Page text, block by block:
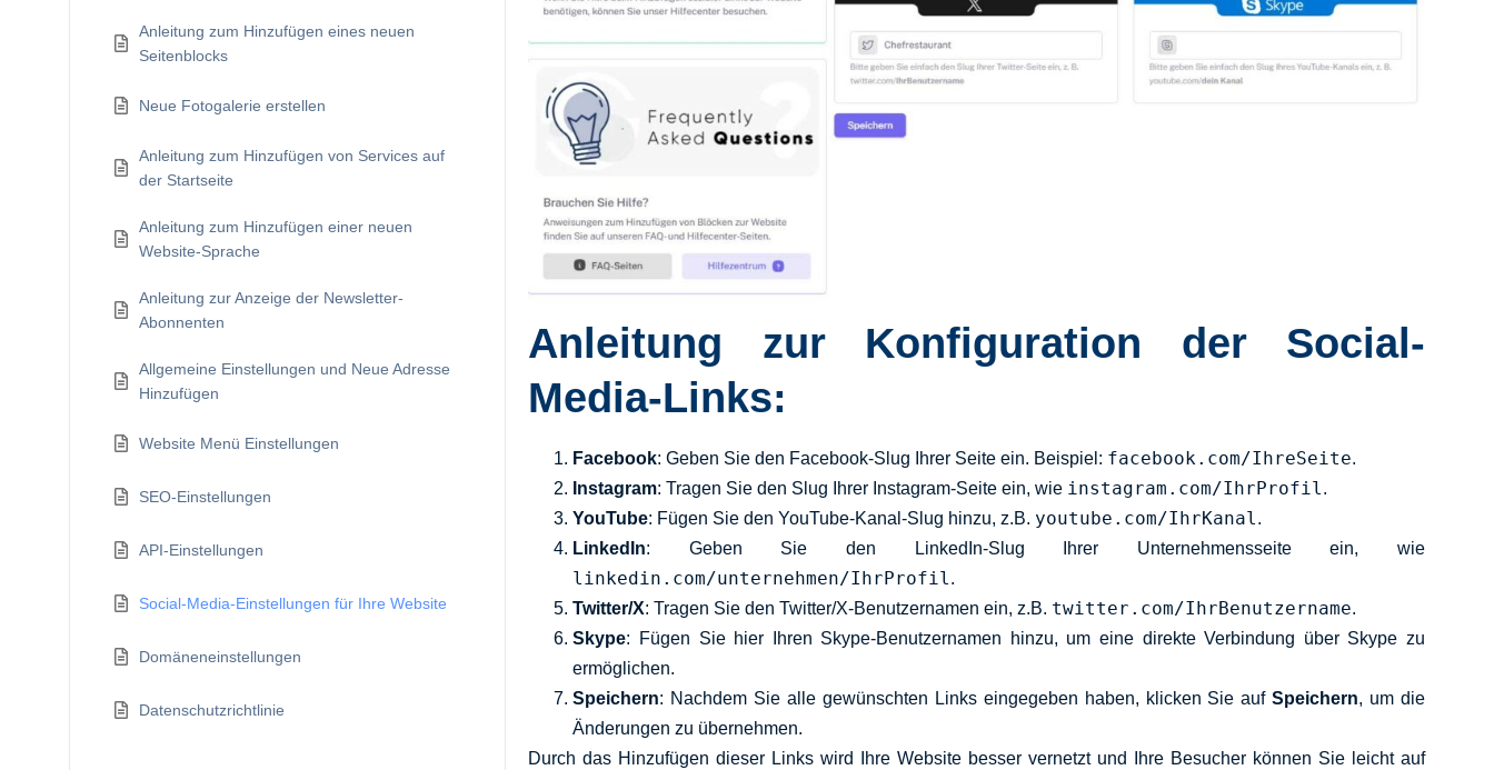
Anleitung zum Hinzufügen eines neuen
Seitenblocks
Neue Fotogalerie erstellen
Anleitung zum Hinzufügen von Services auf
der Startseite
Anleitung zum Hinzufügen einer neuen
Website-Sprache
Anleitung zur Anzeige der Newsletter-
Abonnenten
Allgemeine Einstellungen und Neue Adresse
Hinzufügen
Website Menü Einstellungen
SEO-Einstellungen
API-Einstellungen
Social-Media-Einstellungen für Ihre Website
Domäneneinstellungen
Datenschutzrichtlinie
Anleitung zur Konfiguration der Social-
Media-Links:
Facebook: Geben Sie den Facebook-Slug Ihrer Seite ein. Beispiel: facebook.com/IhreSeite.
Instagram: Tragen Sie den Slug Ihrer Instagram-Seite ein, wie instagram.com/IhrProfil.
YouTube: Fügen Sie den YouTube-Kanal-Slug hinzu, z.B. youtube.com/IhrKanal.
LinkedIn: Geben Sie den LinkedIn-Slug Ihrer Unternehmensseite ein, wie
linkedin.com/unternehmen/IhrProfil.
Twitter/X: Tragen Sie den Twitter/X-Benutzernamen ein, z.B. twitter.com/IhrBenutzername.
Skype: Fügen Sie hier Ihren Skype-Benutzernamen hinzu, um eine direkte Verbindung über Skype zu
ermöglichen.
Speichern: Nachdem Sie alle gewünschten Links eingegeben haben, klicken Sie aufSpeichern, um die
Änderungen zu übernehmen.
Durch das Hinzufügen dieser Links wird Ihre Website besser vernetzt und Ihre Besucher können Sie leicht auf